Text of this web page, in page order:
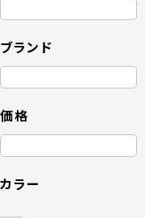
ブランド
価格
カラー